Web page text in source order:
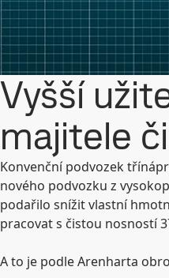
Vyšší
majitele
Konvenční podvozek
nového podvozku z
podařilo snížit vlastní
pracovat s čistou nosností
A to je podle Arenharta